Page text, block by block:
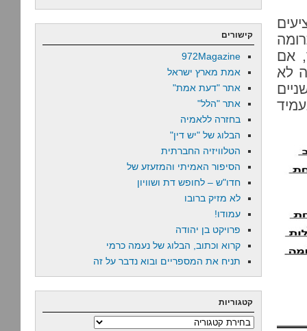
אם
לא
קישורים
972Magazine
אמת מארץ ישראל
אתר "דעת אמת"
אתר "הלל"
בחזרה ללאמיה
הבלוג של "יש דין"
הטלוויזיה החברתית
הסיפור האמיתי והמזעזע של
חדו"ש – לחופש דת ושוויון
לא מזיק ברובו
עמודו!
פרויקט בן יהודה
קרוא וכתוב, הבלוג של נעמה כרמי
תניח את המספריים ובוא נדבר על זה
קטגוריות
קטגוריות